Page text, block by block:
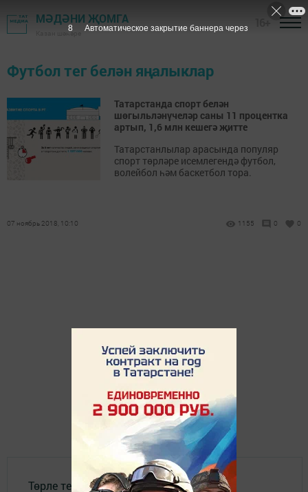
МӘДӘНИ ҖОМГА
Казан шәһәре
Футбол тег белән яңалыклар
Татарстанда спорт белән
шөгыльләнүчеләр саны 11 процентка
артып, 1,6 млн кешегә җитте
Татарстанлылар арасында популяр
спорт төрләре исемлегендә футбол,
волейбол һәм баскетбол тора.
07 ноябрь 2018, 10:10 1155 0 0
Төрле темалар
7 Автоматическое закрытие баннера через